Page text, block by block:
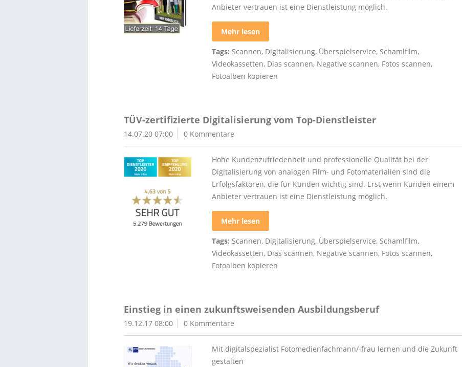
Anbieter vertrauen ist eine Dienstleistung möglich.
Mehr lesen
Tags: Scannen, Digitalisierung, Überspielservice, Schamlfilm,
Videokassetten, Dias scannen, Negative scannen, Fotos scannen,
Fotoalben kopieren
TÜV-zertifizierte Digitalisierung vom Top-Dienstleister
14.07.20 07:00 0 Kommentare
Hohe Kundenzufriedenheit und professionelle Qualität bei der
Digitalisierung von analogen Film- und Fotomaterialien sind die
Erfolgsfaktoren, die für Kunden wichtig sind. Erst wenn Kunden einem
Anbieter vertrauen ist eine Dienstleistung möglich.
Mehr lesen
Tags: Scannen, Digitalisierung, Überspielservice, Schamlfilm,
Videokassetten, Dias scannen, Negative scannen, Fotos scannen,
Fotoalben kopieren
Einstieg in einen zukunftsweisenden Ausbildungsberuf
19.12.17 08:00 0 Kommentare
Mit digitalspezialist Fotomedienfachmann/-frau lernen und die Zukunft
gestalten